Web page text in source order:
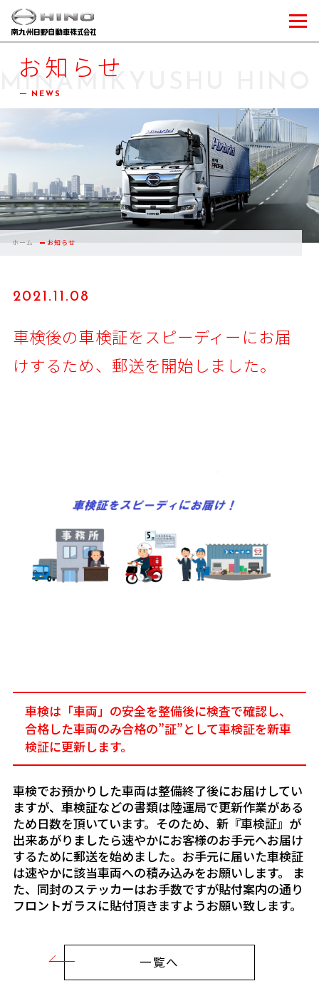
MINAMIKYUSHU HINO
お知らせ
NEWS
ホーム お知らせ
2021.11.08
車検後の車検証をスピーディーにお届
けするため、郵送を開始しました。
車検は「車両」の安全を整備後に検査で確認し、
合格した車両のみ合格の”証”として車検証を新車
検証に更新します。
車検でお預かりした車両は整備終了後にお届けしてい
ますが、車検証などの書類は陸運局で更新作業がある
ため日数を頂いています。そのため、新『車検証』が
出来あがりましたら速やかにお客様のお手元へお届け
するために郵送を始めました。お手元に届いた車検証
は速やかに該当車両への積み込みをお願いします。 ま
た、同封のステッカーはお手数ですが貼付案内の通り
フロントガラスに貼付頂きますようお願い致します。
一覧へ